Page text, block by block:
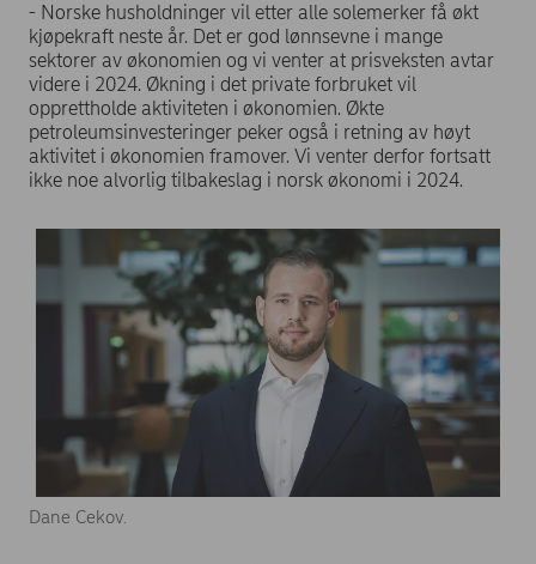
- Norske husholdninger vil etter alle solemerker få økt
kjøpekraft neste år. Det er god lønnsevne i mange
sektorer av økonomien og vi venter at prisveksten avtar
videre i 2024. Økning i det private forbruket vil
opprettholde aktiviteten i økonomien. Økte
petroleumsinvesteringer peker også i retning av høyt
aktivitet i økonomien framover. Vi venter derfor fortsatt
ikke noe alvorlig tilbakeslag i norsk økonomi i 2024.
Dane Cekov.